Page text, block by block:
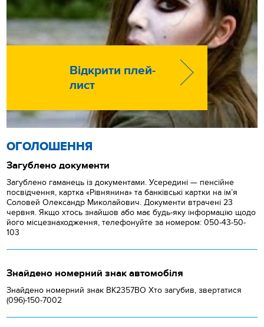
Відкрити плей-
лист
ОГОЛОШЕННЯ
Загублено документи
Загублено гаманець із документами. Усередині — пенсійне
посвідчення, картка «Рівнянина» та банківські картки на ім’я
Соловей Олександр Миколайович. Документи втрачені 23
червня. Якщо хтось знайшов або має будь-яку інформацію щодо
його місцезнаходження, телефонуйте за номером: 050-43-50-
103
Знайдено номерний знак автомобіля
Знайдено номерний знак ВК2357ВО Хто загубив, звертатися
(096)-150-7002